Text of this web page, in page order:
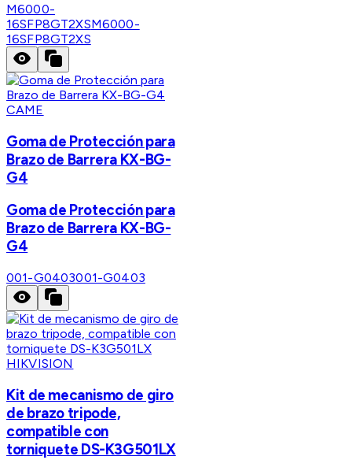
M6000-
16SFP8GT2XSM6000-
16SFP8GT2XS
CAME
Goma de Protección para
Brazo de Barrera KX-BG-
G4
Goma de Protección para
Brazo de Barrera KX-BG-
G4
001-G0403001-G0403
HIKVISION
Kit de mecanismo de giro
de brazo tripode,
compatible con
torniquete DS-K3G501LX